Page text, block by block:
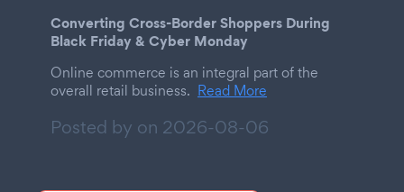
Converting Cross-Border Shoppers During
Black Friday & Cyber Monday
Online commerce is an integral part of the
overall retail business. Read More
Posted by on 2026-08-06